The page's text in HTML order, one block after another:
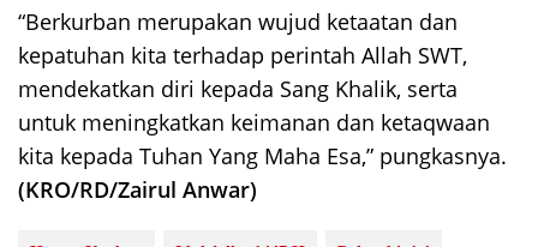
“Berkurban merupakan wujud ketaatan dan
kepatuhan kita terhadap perintah Allah SWT,
mendekatkan diri kepada Sang Khalik, serta
untuk meningkatkan keimanan dan ketaqwaan
kita kepada Tuhan Yang Maha Esa,” pungkasnya.
(KRO/RD/Zairul Anwar)